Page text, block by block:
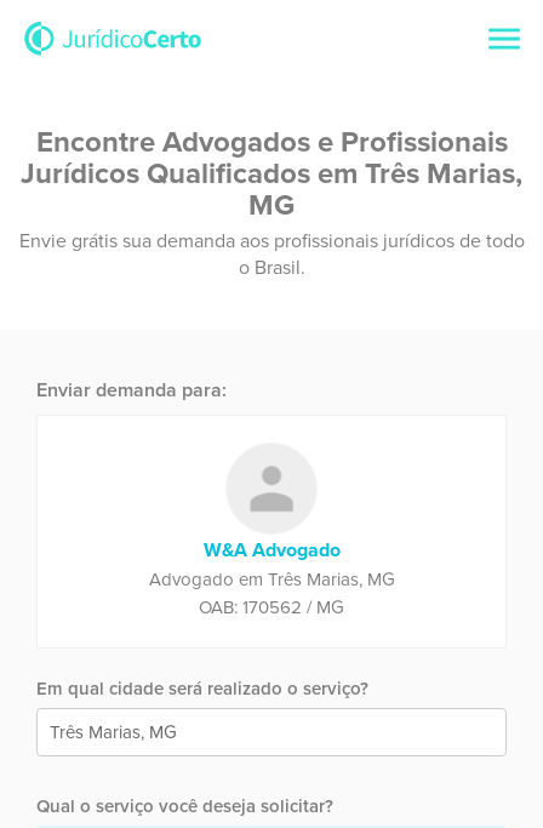
Encontre Advogados e Profissionais
Jurídicos Qualificados em Três Marias,
MG
Envie grátis sua demanda aos profissionais jurídicos de todo
o Brasil.
Enviar demanda para:
W&A Advogado
Advogado em Três Marias, MG
OAB: 170562 / MG
Em qual cidade será realizado o serviço?
Qual o serviço você deseja solicitar?